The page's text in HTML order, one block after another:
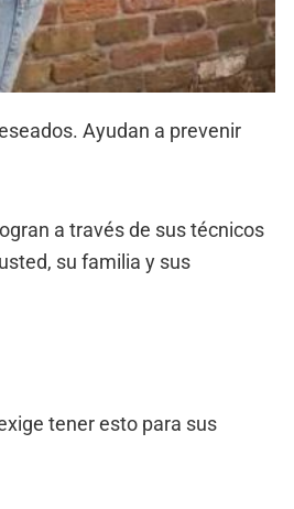
Ayudan a prevenir
a través de sus técnicos
su familia y sus
tener esto para sus